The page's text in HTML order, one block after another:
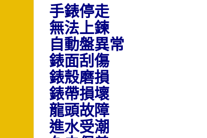
手錶停走
無法上鍊
自動盤異常
錶面刮傷
錶殼磨損
錶帶損壞
龍頭故障
進水受潮